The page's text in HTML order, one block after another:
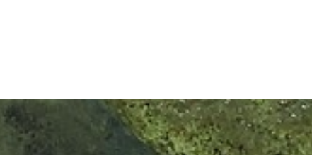
テナンス用品
用品（Selffishオリジナル）
シマノ スピニングリールのローラークラ
ッチ
クラッチ返りに